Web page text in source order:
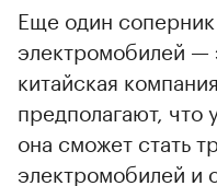
Еще один
электромобилей
китайская
предполагают, что
она сможет стать
электромобилей и